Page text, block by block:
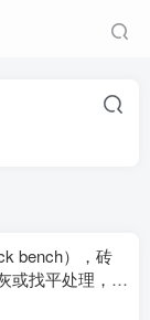
bench），砖
或找平处理，用